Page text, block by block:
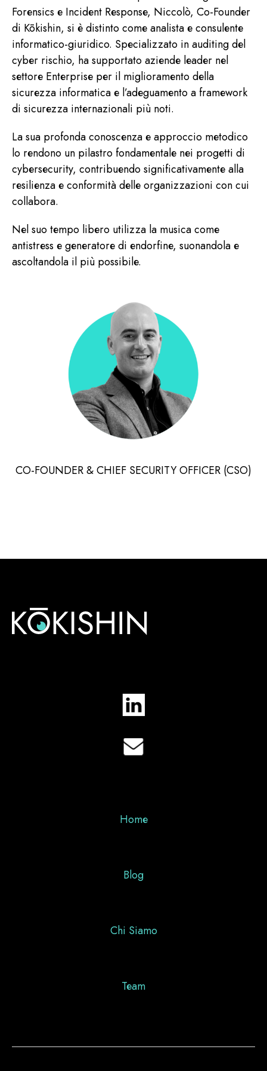
F.A.Q.
Blog
Contatti
Italiano
Forensicse Incident Response, Niccolò, Co-Founder
di Kōkishin, si è distinto come analista e consulente
informatico-giuridico. Specializzato in auditing del
cyber rischio, ha supportato aziende leader nel
settore Enterprise per il miglioramento della
sicurezza informatica e l’adeguamento a framework
di sicurezza internazionali più noti.
La sua profonda conoscenza e approccio metodico
lo rendono un pilastro fondamentale nei progetti di
cybersecurity, contribuendo significativamente alla
resilienza e conformità delle organizzazioni con cui
collabora.
Nel suo tempo libero utilizza la musica come
antistress e generatore di endorfine, suonandola e
ascoltandola il più possibile.
CO-FOUNDER & CHIEF SECURITY OFFICER (CSO)
Home
Blog
Chi Siamo
Team